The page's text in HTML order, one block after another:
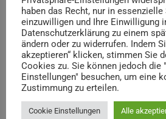
haben das Recht, nur in essenzielle
einzuwilligen und Ihre Einwilligung
Datenschutzerklärung zu einem
ändern oder zu widerrufen. Indem
akzeptieren“ klicken, stimmen Sie
Cookies zu. Sie können jedoch die
Einstellungen" besuchen, um eine
Zustimmung zu erteilen.
Cookie Einstellungen Alle